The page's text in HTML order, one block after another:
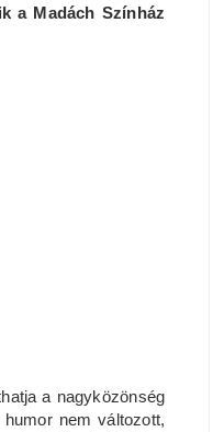
a Madách Színház
a nagyközönség
nem változott,